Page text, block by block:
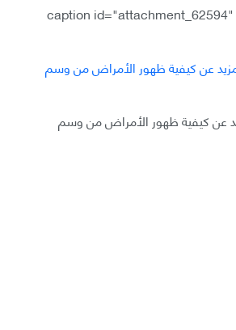
[caption
عن كيفية ظهور الأمراض من وسم